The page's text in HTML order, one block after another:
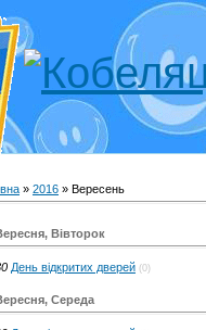
» 2016 » Вересень
Вівторок
День відкритих дверей (0)
Середа